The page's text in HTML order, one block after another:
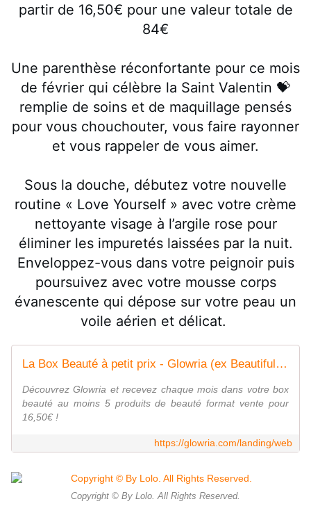
partir de 16,50€ pour une valeur totale de
84€
Une parenthèse réconfortante pour ce mois
de février qui célèbre la Saint Valentin 💝
remplie de soins et de maquillage pensés
pour vous chouchouter, vous faire rayonner
et vous rappeler de vous aimer.
Sous la douche, débutez votre nouvelle
routine « Love Yourself » avec votre crème
nettoyante visage à l’argile rose pour
éliminer les impuretés laissées par la nuit.
Enveloppez-vous dans votre peignoir puis
poursuivez avec votre mousse corps
évanescente qui dépose sur votre peau un
voile aérien et délicat.
La Box Beauté à petit prix - Glowria (ex Beautiful Box)
Découvrez Glowria et recevez chaque mois dans votre box
beauté au moins 5 produits de beauté format vente pour
16,50€ !
https://glowria.com/landing/web
Copyright © By Lolo. All Rights Reserved.